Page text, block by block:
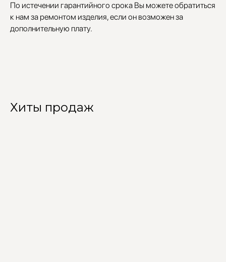
По истечении гарантийного срока Вы можете обратиться
к нам за ремонтом изделия, если он возможен за
дополнительную плату.
Хиты продаж